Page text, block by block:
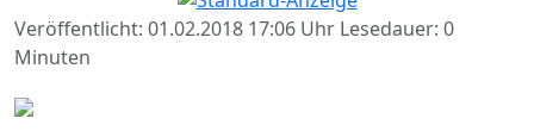
Veröffentlicht: 01.02.2018 17:06 Uhr Lesedauer: 0
Minuten